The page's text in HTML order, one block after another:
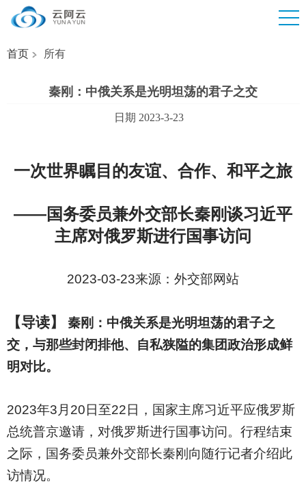
首页 所有
秦刚：中俄关系是光明坦荡的君子之交
日期 2023-3-23
一次世界瞩目的友谊、合作、和平之旅
——国务委员兼外交部长秦刚谈习近平
主席对俄罗斯进行国事访问
2023-03-23来源：外交部网站
【导读】
秦刚：中俄关系是光明坦荡的君子之
交，与那些封闭排他、自私狭隘的集团政治形成鲜
明对比。
2023年3月20日至22日，国家主席习近平应俄罗斯
总统普京邀请，对俄罗斯进行国事访问。行程结束
之际，国务委员兼外交部长秦刚向随行记者介绍此
访情况。